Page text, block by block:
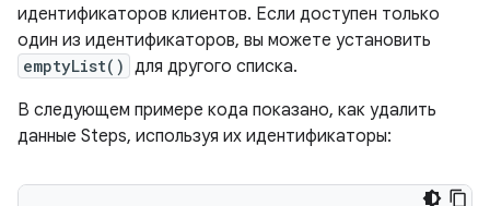
идентификаторов клиентов. Если доступен только
один из идентификаторов, вы можете установить
emptyList() для другого списка.
В следующем примере кода показано, как удалить
данные Steps, используя их идентификаторы: